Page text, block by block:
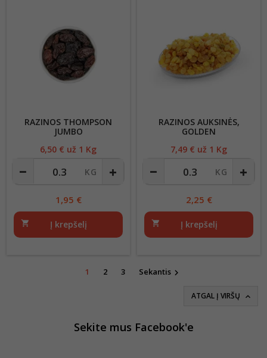
RAZINOS THOMPSON
JUMBO
Kaina
6,50 € už 1 Kg
1,95 €
shopping_cart Į krepšelį
RAZINOS AUKSINĖS,
GOLDEN
Kaina
7,49 € už 1 Kg
2,25 €
shopping_cart Į krepšelį
1 2 3 Sekantis 
ATGAL Į VIRŠŲ 
Sekite mus Facebook'e